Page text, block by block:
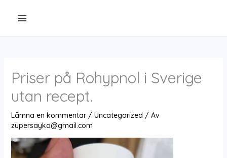
Priser på Rohypnol i Sverige
utan recept.
Lämna en kommentar / Uncategorized / Av
zupersayko@gmail.com